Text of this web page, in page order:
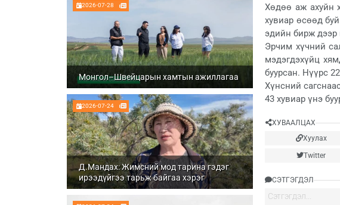
2026-07-28
Монгол–Швейцарын хамтын ажиллагаа
2026-07-24
Д.Мандах: Жимсний мод тарина гэдэг
ирээдүйгээ тарьж байгаа хэрэг
Хөдөө аж ахуйн
хувиар өсөөд
эдийн бирж дээр
Эрчим хүчний
мэдэгдэхүйц
буурсан. Нүүрс
Хүнсний
43 хувиар үнэ
ХУВААЛЦАХ
Хуулах
Twitter
СЭТГЭГДЭЛ